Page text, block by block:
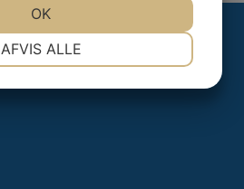
AFVIS ALLE
OK